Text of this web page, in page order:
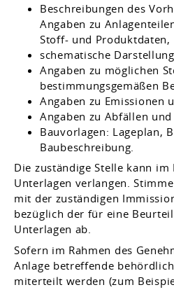
Beschreibungen des
Angaben zu
Stoff- und Produktdaten,
schematische
Angaben zu möglichen
bestimmungsgemäßen
Angaben zu Emissionen
Angaben zu Abfällen
Bauvorlagen: Lageplan,
Baubeschreibung.
Die zuständige Stelle kann
Unterlagen verlangen.
mit der zuständigen
bezüglich der für eine
Unterlagen ab.
Sofern im Rahmen des
Anlage betreffende
miterteilt werden (zum